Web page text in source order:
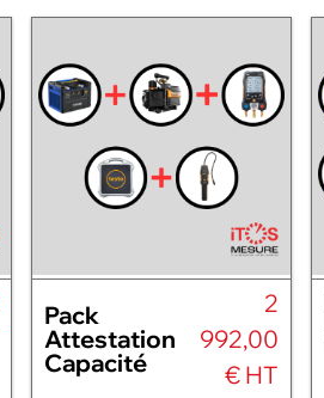
Pack
Attestation
Capacité
2
992,00
€ HT